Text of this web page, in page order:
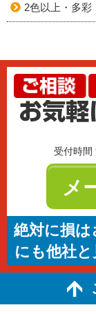
2色以上・多彩
受付時間
メ
絶対に損
にも他社